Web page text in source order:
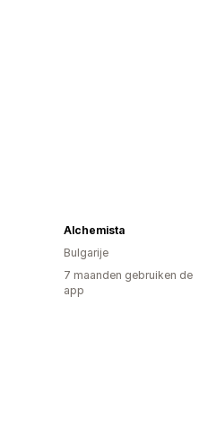
Alchemista
Bulgarije
7 maanden gebruiken de
app